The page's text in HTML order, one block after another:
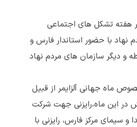
هفته تشکل های اجتماعی
نهاد با حضور استاندار فارس و
و دیگر سازمان های مردم نهاد
ماه جهانی آلزایمر از قبیل
در این ماه،رایزنی جهت شرکت
و سیمای مرکز فارس، رایزنی با